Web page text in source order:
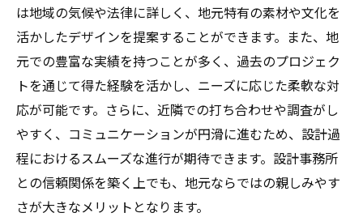
素材選びの選択肢が広がる
将来を見据えた柔軟な設計提案
環境に優しい住まいの実現
安城市での自由設計事例から学ぶ理想の住まい
の作り方
実際の事例から見る成功のポイント
設計事務所が手がけた注目のプロジェクト
住まい手の声から学ぶ設計の工夫
は地域の気候や法律に詳しく、地元特有の素材や文化を
活かしたデザインを提案することができます。また、地
元での豊富な実績を持つことが多く、過去のプロジェク
トを通じて得た経験を活かし、ニーズに応じた柔軟な対
応が可能です。さらに、近隣での打ち合わせや調査がし
やすく、コミュニケーションが円滑に進むため、設計過
程におけるスムーズな進行が期待できます。設計事務所
との信頼関係を築く上でも、地元ならではの親しみやす
さが大きなメリットとなります。